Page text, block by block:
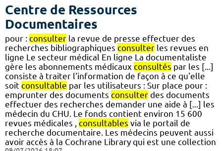
Centre de Ressources
Documentaires
pour : consulter la revue de presse effectuer des
recherches bibliographiques consulter les revues en
ligne Le secteur médical En ligne La documentaliste
gère les abonnements médicaux consultés par les [...]
consiste à traiter l'information de façon à ce qu'elle
soit consultable par les utilisateurs : Sur place pour :
emprunter des documents consulter des documents
effectuer des recherches demander une aide à [...] les
médecin du CHU. Le fonds contient environ 15 600
revues médicales , consultables via le portail de
recherche documentaire. Les médecins peuvent aussi
avoir accès à la Cochrane Library qui est une collection